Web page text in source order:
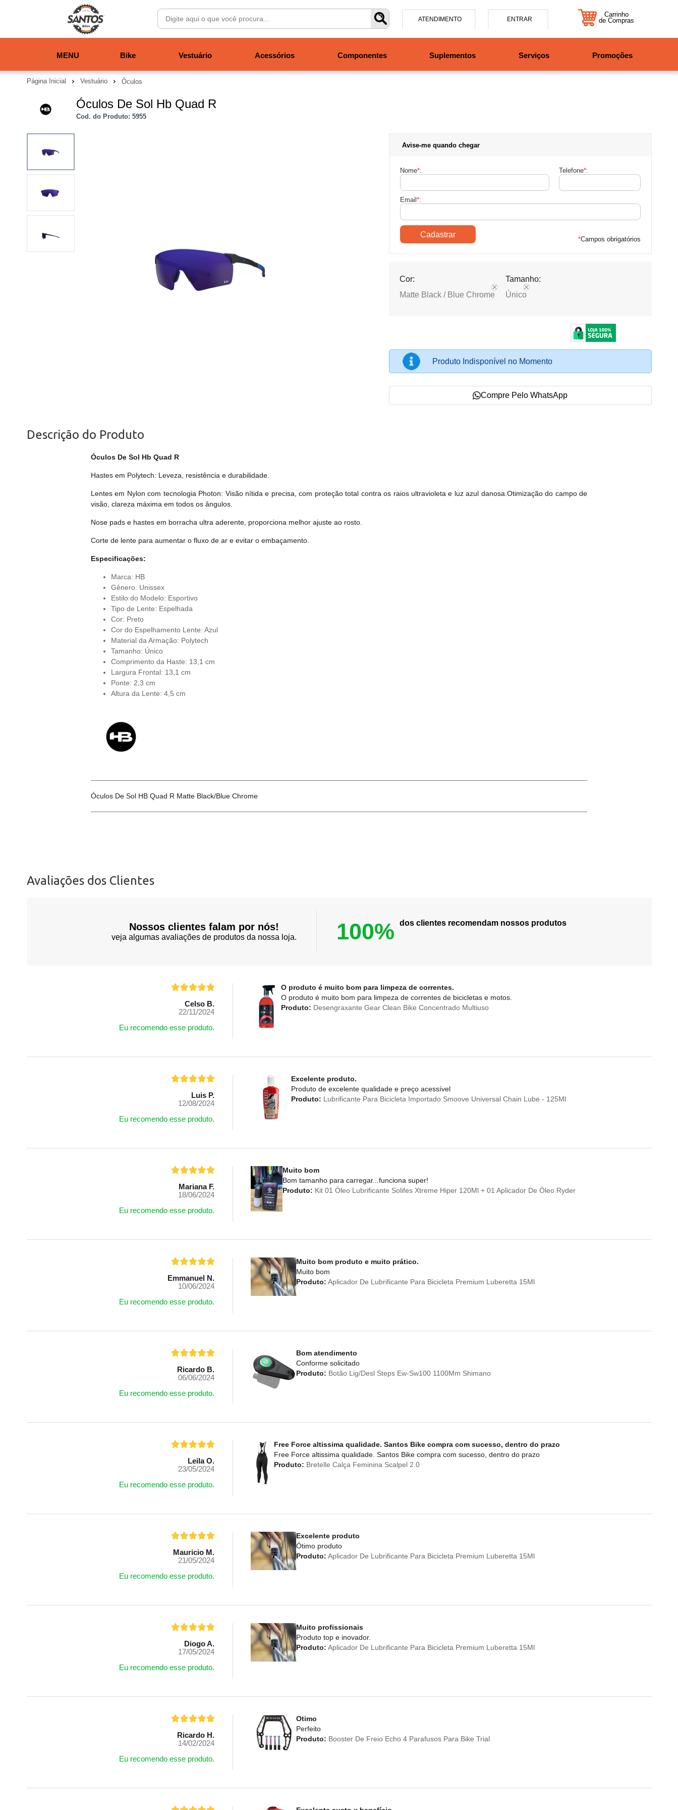
ATENDIMENTO
47997708525
ENTRAR
Carrinho
de Compras
MENU Bike Vestuário Acessórios Componentes Suplementos Serviços Promoções
Página Inicial Vestuário Óculos
Óculos De Sol Hb Quad R
Cod. do Produto: 5955
Avise-me quando chegar
Nome*: Telefone*:
Email *:
*Campos obrigatórios
Cor:
Matte Black / Blue Chrome
Tamanho:
Único
Produto Indisponível no Momento
Compre Pelo WhatsApp
Descrição do Produto
Óculos De Sol Hb Quad R
Hastes em Polytech: Leveza, resistência e durabilidade.
Lentes em Nylon com tecnologia Photon: Visão nítida e precisa, com proteção total contra os raios ultravioleta e luz azul danosa.Otimização do campo de
visão, clareza máxima em todos os ângulos.
Nose pads e hastes em borracha ultra aderente, proporciona melhor ajuste ao rosto.
Corte de lente para aumentar o fluxo de ar e evitar o embaçamento.
Especificações:
Marca: HB
Gênero: Unissex
Estilo do Modelo: Esportivo
Tipo de Lente: Espelhada
Cor: Preto
Cor do Espelhamento Lente: Azul
Material da Armação: Polytech
Tamanho: Único
Comprimento da Haste: 13,1 cm
Largura Frontal: 13,1 cm
Ponte: 2,3 cm
Altura da Lente: 4,5 cm
Óculos De Sol HB Quad R Matte Black/Blue Chrome
Avaliações dos Clientes
Nossos clientes falam por nós!
veja algumas avaliações de produtos da nossa loja. 100% dos clientes recomendam nossos produtos
Celso B.
22/11/2024
Eu recomendo esse produto.
O produto é muito bom para limpeza de correntes.
O produto é muito bom para limpeza de correntes de bicicletas e motos.
Produto: Desengraxante Gear Clean Bike Concentrado Multiuso
Luis P.
12/08/2024
Eu recomendo esse produto.
Excelente produto.
Produto de excelente qualidade e preço acessível
Produto: Lubrificante Para Bicicleta Importado Smoove Universal Chain Lube - 125Ml
Mariana F.
18/06/2024
Eu recomendo esse produto.
Muito bom
Bom tamanho para carregar...funciona super!
Produto: Kit 01 Óleo Lubrificante Solifes Xtreme Hiper 120Ml + 01 Aplicador De Óleo Ryder
Emmanuel N.
10/06/2024
Eu recomendo esse produto.
Muito bom produto e muito prático.
Muito bom
Produto: Aplicador De Lubrificante Para Bicicleta Premium Luberetta 15Ml
Ricardo B.
06/06/2024
Eu recomendo esse produto.
Bom atendimento
Conforme solicitado
Produto: Botão Lig/Desl Steps Ew-Sw100 1100Mm Shimano
Leila O.
23/05/2024
Eu recomendo esse produto.
Free Force altissima qualidade. Santos Bike compra com sucesso, dentro do prazo
Free Force altissima qualidade. Santos Bike compra com sucesso, dentro do prazo
Produto: Bretelle Calça Feminina Scalpel 2.0
Mauricio M.
21/05/2024
Eu recomendo esse produto.
Excelente produto
Ótimo produto
Produto: Aplicador De Lubrificante Para Bicicleta Premium Luberetta 15Ml
Diogo A.
17/05/2024
Eu recomendo esse produto.
Muito profissionais
Produto top e inovador.
Produto: Aplicador De Lubrificante Para Bicicleta Premium Luberetta 15Ml
Ricardo H.
14/02/2024
Eu recomendo esse produto.
Otimo
Perfeito
Produto: Booster De Freio Echo 4 Parafusos Para Bike Trial